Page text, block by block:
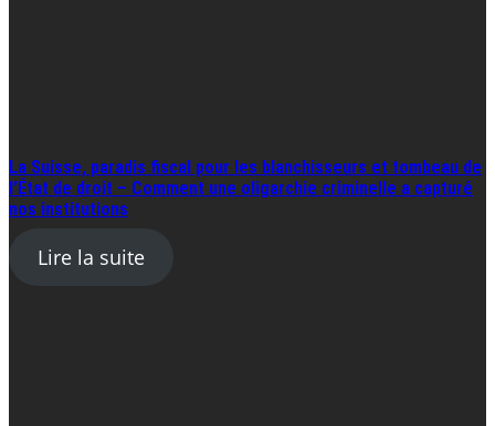
La Suisse, paradis fiscal pour les blanchisseurs et tombeau de
l’État de droit – Comment une oligarchie criminelle a capturé
nos institutions
Lire la suite